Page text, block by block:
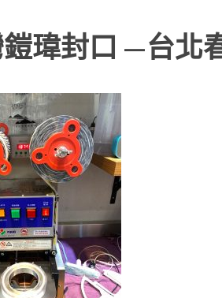
鎧瑋封口 —台北